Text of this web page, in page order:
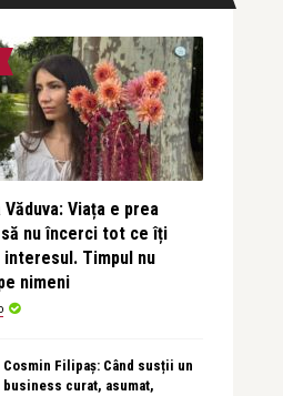
Viața e prea
nu încerci tot ce îți
Timpul nu
nimeni
Cosmin Filipaș: Când susții un
business curat, asumat,